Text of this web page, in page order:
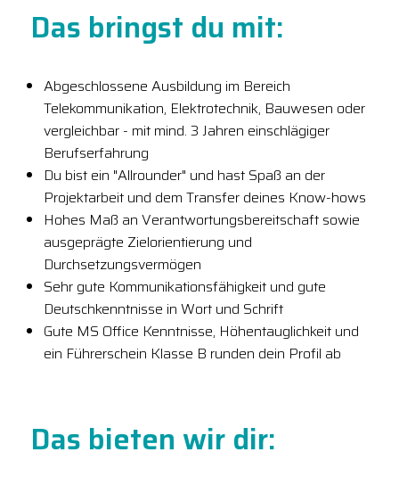
Das bringst du mit:
Abgeschlossene Ausbildung im Bereich
Telekommunikation, Elektrotechnik, Bauwesen oder
vergleichbar - mit mind. 3 Jahren einschlägiger
Berufserfahrung
Du bist ein "Allrounder" und hast Spaß an der
Projektarbeit und dem Transfer deines Know-hows
Hohes Maß an Verantwortungsbereitschaft sowie
ausgeprägte Zielorientierung und
Durchsetzungsvermögen
Sehr gute Kommunikationsfähigkeit und gute
Deutschkenntnisse in Wort und Schrift
Gute MS Office Kenntnisse, Höhentauglichkeit und
ein Führerschein Klasse B runden dein Profil ab
Das bieten wir dir: